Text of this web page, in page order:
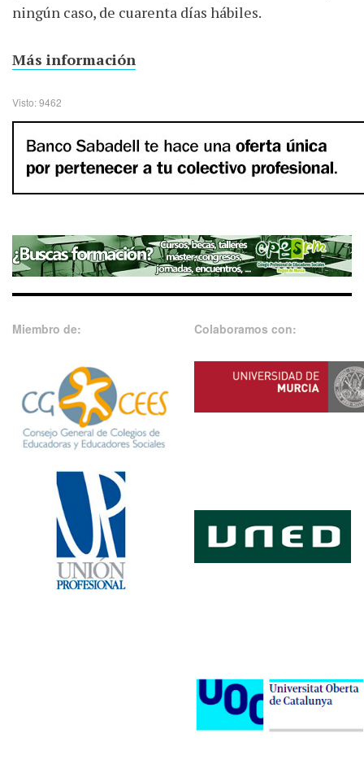
ningún caso, de cuarenta días hábiles.
Más información
Visto: 9462
Miembro de: Colaboramos con: